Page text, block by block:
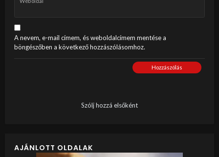
A nevem, e-mail címem, és weboldalcímem mentése a
böngészőben a következő hozzászólásomhoz.
Hozzászólás
Szólj hozzá elsőként
AJÁNLOTT OLDALAK